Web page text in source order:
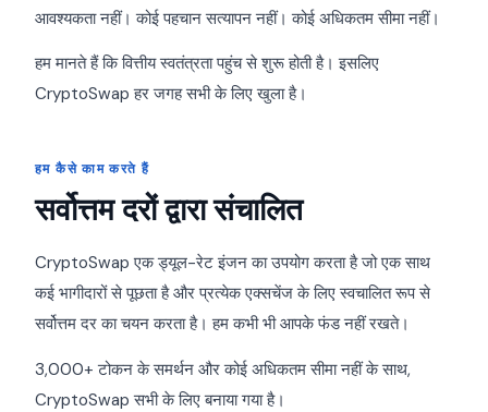
आवश्यकता नहीं। कोई पहचान सत्यापन नहीं। कोई अधिकतम सीमा नहीं।
हम मानते हैं कि वित्तीय स्वतंत्रता पहुंच से शुरू होती है। इसलिए
CryptoSwap हर जगह सभी के लिए खुला है।
हम कैसे काम करते हैं
सर्वोत्तम दरों द्वारा संचालित
CryptoSwap एक ड्यूल-रेट इंजन का उपयोग करता है जो एक साथ
कई भागीदारों से पूछता है और प्रत्येक एक्सचेंज के लिए स्वचालित रूप से
सर्वोत्तम दर का चयन करता है। हम कभी भी आपके फंड नहीं रखते।
3,000+ टोकन के समर्थन और कोई अधिकतम सीमा नहीं के साथ,
CryptoSwap सभी के लिए बनाया गया है।